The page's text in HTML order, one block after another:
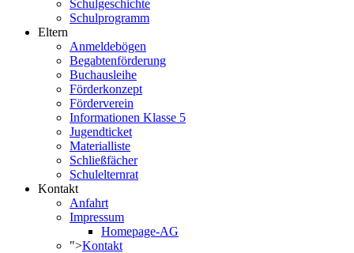
Schulgeschichte
Schulprogramm
Eltern
Anmeldebögen
Begabtenförderung
Buchausleihe
Förderkonzept
Förderverein
Informationen Klasse 5
Jugendticket
Materialliste
Schließfächer
Schulelternrat
Kontakt
Anfahrt
Impressum
Homepage-AG
">Kontakt